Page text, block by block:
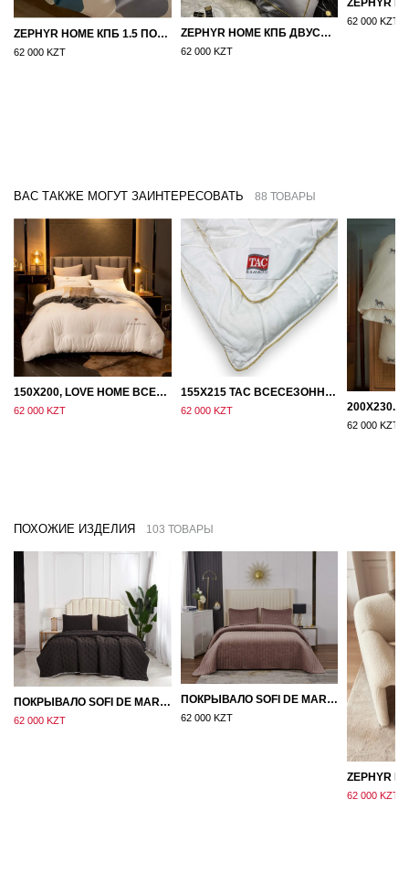
ZEPHYR HOME КПБ 1.5 ПОЛУТОРКА ЦВЕТНЫЕ КРУГИ
62 000 KZT
ZEPHYR HOME КПБ ДВУСПАЛКА ЕВРО МАКО-САТИН 100S ГРАНИТ
62 000 KZT
62 000 KZT
ВАС ТАКЖЕ МОГУТ ЗАИНТЕРЕСОВАТЬ 88 ТОВАРЫ
150Х200, LOVE HOME ВСЕСЕЗОННОЕ ОДЕЯЛО ИЗ ХЛОПКА С НАПОЛНИТЕЛЕМ МИКРОГЕЛЬ
62 000 KZT
155Х215 TAC ВСЕСЕЗОННОЕ ХЛОПКОВОЕ ОДЕЯЛО ИЗ БАМБУКОВОГО ВОЛОКНА
62 000 KZT
62 000 KZT
ПОХОЖИЕ ИЗДЕЛИЯ 103 ТОВАРЫ
ПОКРЫВАЛО SOFI DE MARKO 160×220 БРОУДИ ЧЕРНО-БЕЖЕВОЕ
62 000 KZT
ПОКРЫВАЛО SOFI DE MARKO ВЕЛЮР 240×260 ФЕРДИНАНД (МОККО)
62 000 KZT
62 000 KZT